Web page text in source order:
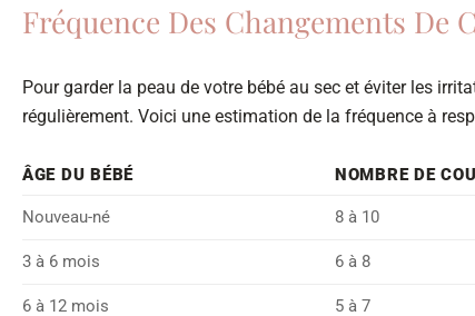
Fréquence Des Changements De
Pour garder la peau de votre bébé au sec et éviter les
régulièrement. Voici une estimation de la fréquence à
ÂGE DU BÉBÉ NOMBRE DE
Nouveau-né 8 à 10
3 à 6 mois 6 à 8
6 à 12 mois 5 à 7